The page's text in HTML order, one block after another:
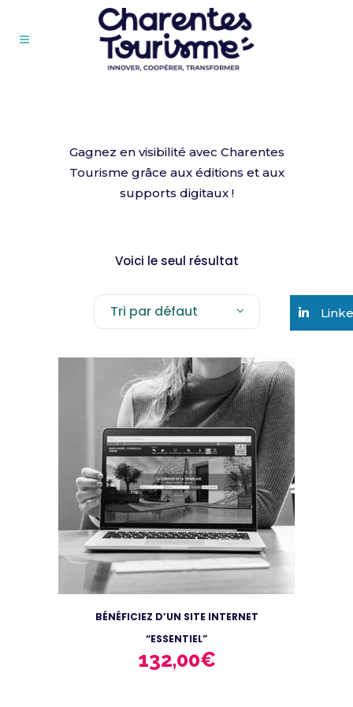
Gagnez en visibilité avec Charentes
Tourisme grâce aux éditions et aux
supports digitaux !
Voici le seul résultat
Tri par défaut
BÉNÉFICIEZ D’UN SITE INTERNET
“ESSENTIEL”
132,00€